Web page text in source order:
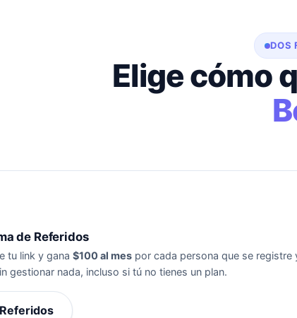
DOS
Elige cómo
de Referidos
tu link y gana $100 al mes por cada persona que se registre
gestionar nada, incluso si tú no tienes un plan.